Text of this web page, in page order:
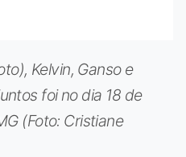
Kelvin, Ganso e
foi no dia 18 de
(Foto: Cristiane